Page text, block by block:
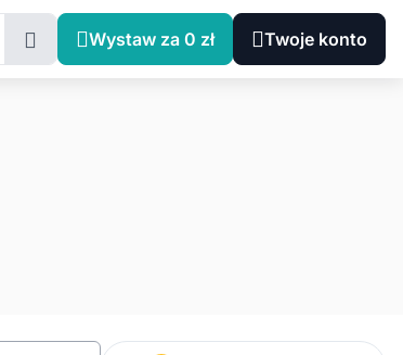
Wystaw za 0 zł Twoje konto